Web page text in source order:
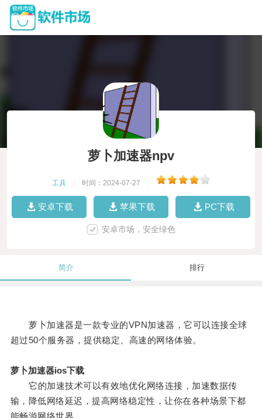
萝卜加速器npv
工具 时间：2024-07-27
安卓下载 苹果下载 PC下载
安卓市场，安全绿色
简介 排行
萝卜加速器是一款专业的VPN加速器，它可以连接全球
超过50个服务器，提供稳定、高速的网络体验。
萝卜加速器ios下载
它的加速技术可以有效地优化网络连接，加速数据传
输，降低网络延迟，提高网络稳定性，让你在各种场景下都